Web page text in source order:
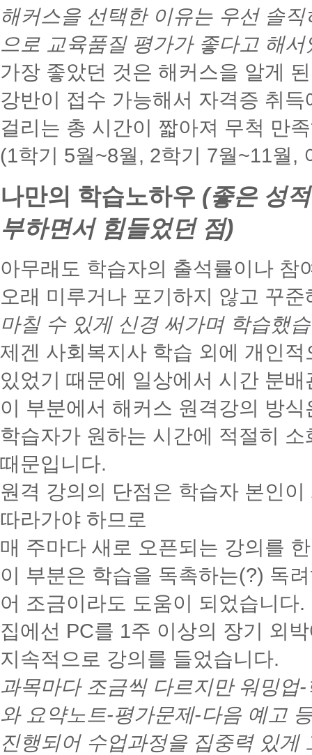
해커스을 선택한 이유는 우선 솔
으로 교육품질 평가가 좋다고 해서
가장 좋았던 것은 해커스을 알게
강반이 접수 가능해서 자격증 취득
걸리는 총 시간이 짧아져 무척 만
(1학기 5월~8월, 2학기 7월~11월,
나만의 학습노하우 (좋은 성
부하면서 힘들었던 점)
아무래도 학습자의 출석률이나 참
오래 미루거나 포기하지 않고 꾸
마칠 수 있게 신경 써가며 학습했
제겐 사회복지사 학습 외에 개인
있었기 때문에 일상에서 시간 분
이 부분에서 해커스 원격강의 방
학습자가 원하는 시간에 적절히
때문입니다.
원격 강의의 단점은 학습자 본인
따라가야 하므로
매 주마다 새로 오픈되는 강의를
이 부분은 학습을 독촉하는(?) 독
어 조금이라도 도움이 되었습니다.
집에선 PC를 1주 이상의 장기 외
지속적으로 강의를 들었습니다.
과목마다 조금씩 다르지만 워밍업
와 요약노트-평가문제-다음 예고
진행되어 수업과정을 집중력 있